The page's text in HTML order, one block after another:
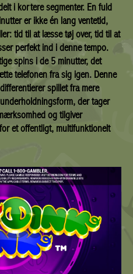
i kortere segmenter. En fuld
er ikke én lang ventetid,
tid til at læsse tøj over, tid til at
perfekt ind i denne tempo.
spins i de 5 minutter, det
telefonen fra sig igen. Denne
spillet fra mere
der tager
og tilgiver
et offentligt, multifunktionelt